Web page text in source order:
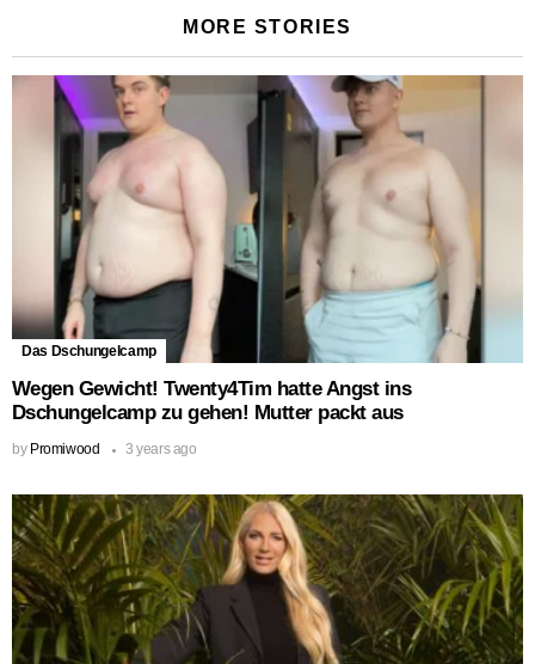
MORE STORIES
Das Dschungelcamp
Wegen Gewicht! Twenty4Tim hatte Angst ins
Dschungelcamp zu gehen! Mutter packt aus
by Promiwood 3 years ago